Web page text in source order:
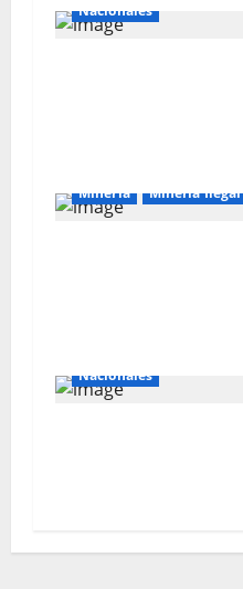
Nacionales
Mineria Mineria Ilegal
Nacionales